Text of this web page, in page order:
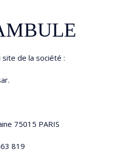
de la société :
75015 PARIS
819